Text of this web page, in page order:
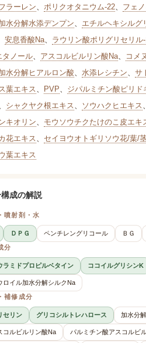
ラーレン、 ポリクオタニウム-22、 フェ
水分解水添デンプン、 エチルヘキシルグ
安息香酸Na、 ラウリン酸ポリグリセリル
タノール、 アスコルビルリン酸Na、 コメ
水分解ヒアルロン酸、 水添レシチン、 サ
葉エキス、 PVP、 ジパルミチン酸ピリド
シャクヤク根エキス、 ソウハクヒエキス、
キオリン、 モウソウチクたけのこ皮エキ
花エキス、 セイヨウオトギリソウ花/葉/
葉エキス
成の解説
噴射剤・水
ＤＰＧ ペンチレングリコール ＢＧ
分
ラミドプロピルベタイン ココイルグリシンK
ロイル加水分解シルクNa
補修成分
セリン グリコシルトレハロース 加水分
コルビルリン酸Na パルミチン酸アスコルビ